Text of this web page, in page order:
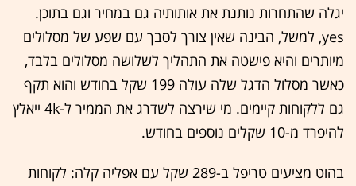
יגלה שהתחרות נותנת את אותותיה גם במחיר וגם בתוכן.
yes, למשל, הבינה שאין צורך לסבך עם שפע של מסלולים
מיותרים והיא פישטה את התהליך לשלושה מסלולים בלבד,
כאשר מסלול הדגל שלה עולה 199 שקל בחודש והוא תקף
גם ללקוחות קיימים. מי שירצה לשדרג את הממיר ל-4k ייאלץ
להיפרד מ-10 שקלים נוספים בחודש.
בהוט מציעים טריפל ב-289 שקל עם אפליה קלה: לקוחות